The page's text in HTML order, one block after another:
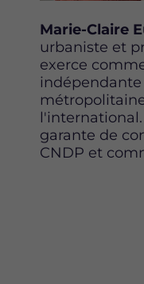
Marie-Claire
urbaniste et
exerce
indépendante
garante de
CNDP et